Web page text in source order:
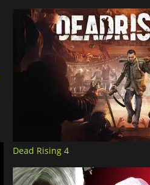
Dead Rising 4